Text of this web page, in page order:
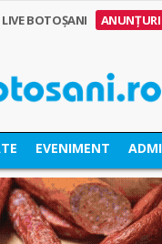
LIVE BOTOȘANI ANUNȚURI
EVENIMENT